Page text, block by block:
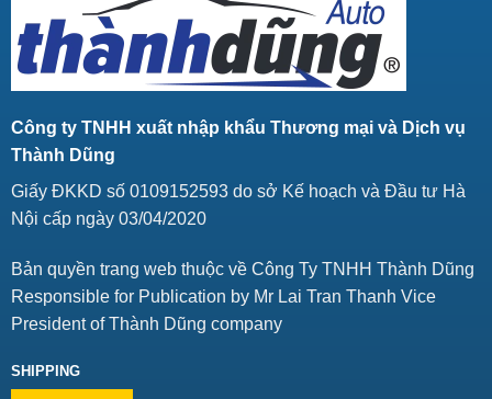
Công ty TNHH xuất nhập khẩu Thương mại và Dịch vụ
Thành Dũng
Giấy ĐKKD số 0109152593 do sở Kế hoạch và Đầu tư Hà
Nội cấp ngày 03/04/2020
Bản quyền trang web thuộc về Công Ty TNHH Thành Dũng
Responsible for Publication by Mr Lai Tran Thanh Vice
President of Thành Dũng company
SHIPPING